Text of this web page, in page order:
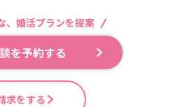
、婚活プランを提案
を予約する
求をする